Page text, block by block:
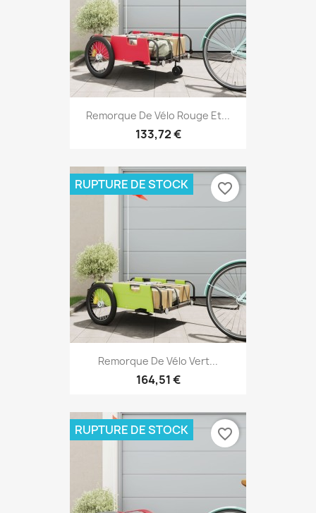
Remorque De Vélo Rouge Et...
133,72 €
Remorque De Vélo Vert...
164,51 €
RUPTURE DE STOCK favorite_border
RUPTURE DE STOCK favorite_border